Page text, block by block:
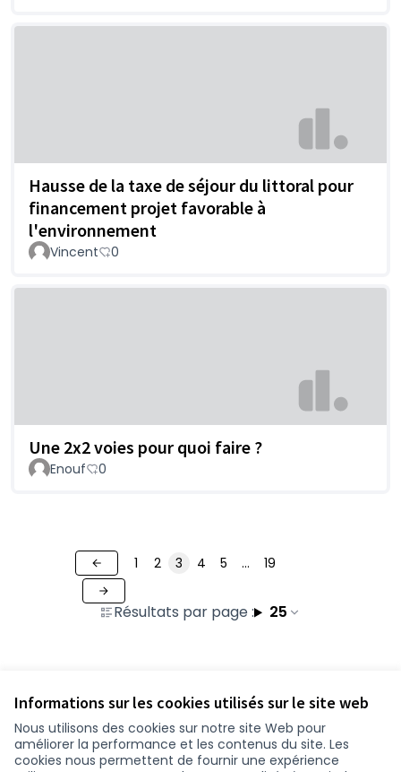
Informations sur les cookies utilisés sur le site web
Nous utilisons des cookies sur notre site Web pour
améliorer la performance et les contenus du site. Les
cookies nous permettent de fournir une expérience
Hausse de la taxe de séjour du littoral pour
financement projet favorable à
l'environnement
Vincent 0
Une 2x2 voies pour quoi faire ?
Enouf 0
Résultats par page : 25
1 2 3 4 5 … 19
Conditions d'utilisation
Paramètres des cookies